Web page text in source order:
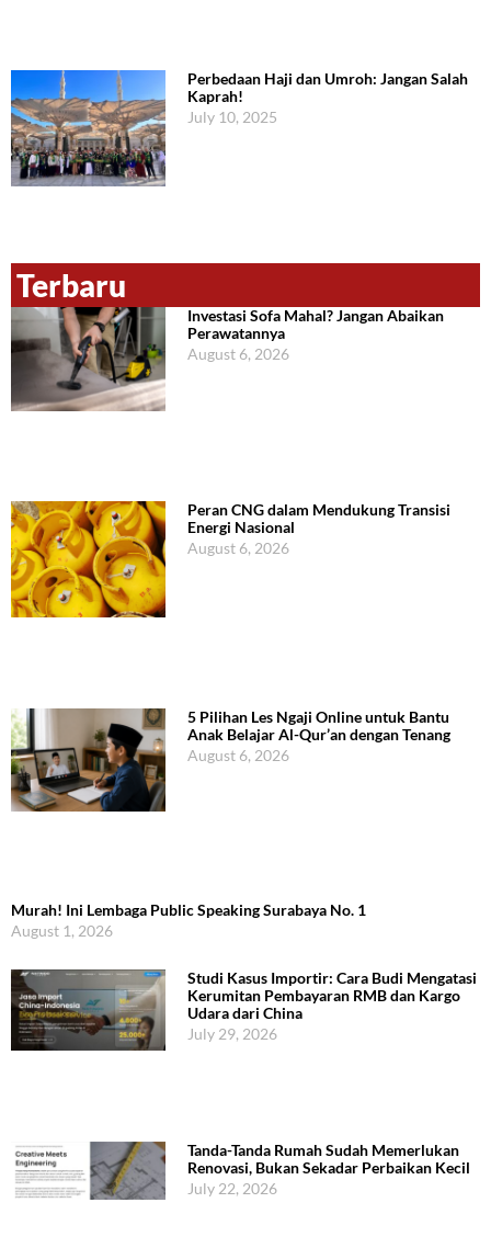
Perbedaan Haji dan Umroh: Jangan Salah
Kaprah!
July 10, 2025
Terbaru
Investasi Sofa Mahal? Jangan Abaikan
Perawatannya
August 6, 2026
Peran CNG dalam Mendukung Transisi
Energi Nasional
August 6, 2026
5 Pilihan Les Ngaji Online untuk Bantu
Anak Belajar Al-Qur’an dengan Tenang
August 6, 2026
Murah! Ini Lembaga Public Speaking Surabaya No. 1
August 1, 2026
Studi Kasus Importir: Cara Budi Mengatasi
Kerumitan Pembayaran RMB dan Kargo
Udara dari China
July 29, 2026
Tanda-Tanda Rumah Sudah Memerlukan
Renovasi, Bukan Sekadar Perbaikan Kecil
July 22, 2026